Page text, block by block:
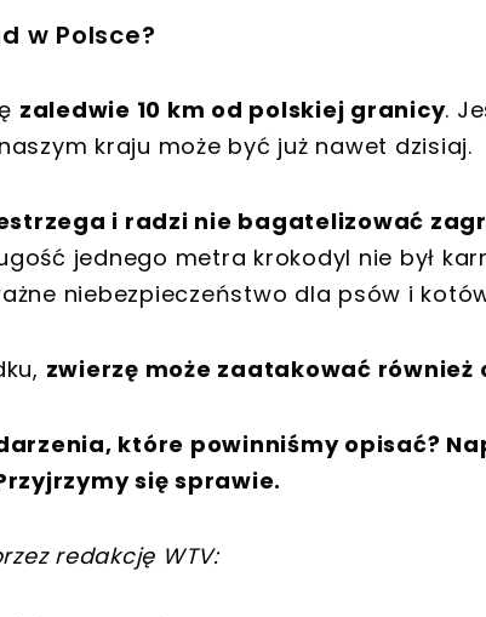
w Polsce?
zaledwie 10 km od polskiej granicy.
kraju może być już nawet dzisiaj.
i radzi nie bagatelizować
jednego metra krokodyl nie był
niebezpieczeństwo dla psów i
zwierzę może zaatakować również
które powinniśmy opisać?
się sprawie.
redakcję WTV: